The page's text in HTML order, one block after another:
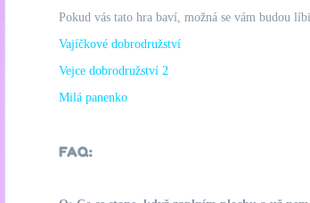
Pokud vás tato hra baví, možná se vám budou
Vajíčkové dobrodružství
Vejce dobrodružství 2
Milá panenko
FAQ: